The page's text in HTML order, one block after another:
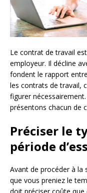
Le contrat de travail
employeur. Il décline
fondent le rapport
les contrats de travail,
figurer
présentons chacun de
Préciser le
période
Avant de procéder à la
que vous preniez le